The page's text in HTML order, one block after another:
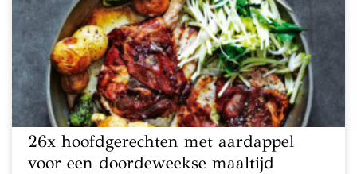
26x hoofdgerechten met aardappel
voor een doordeweekse maaltijd